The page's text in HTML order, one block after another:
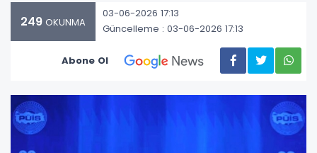
249 OKUNMA
03-06-2026 17:13
Güncelleme : 03-06-2026 17:13
Abone Ol